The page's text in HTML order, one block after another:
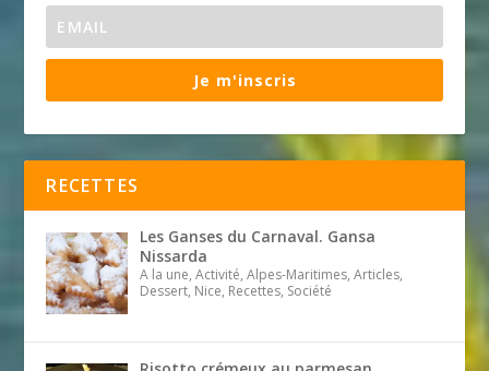
Je m'inscris
RECETTES
Les Ganses du Carnaval. Gansa
Nissarda
A la une, Activité, Alpes-Maritimes, Articles,
Dessert, Nice, Recettes, Société